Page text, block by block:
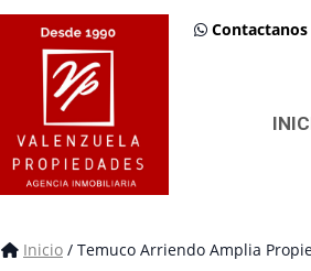
Contactanos
Inicio / Temuco Arriendo Amplia